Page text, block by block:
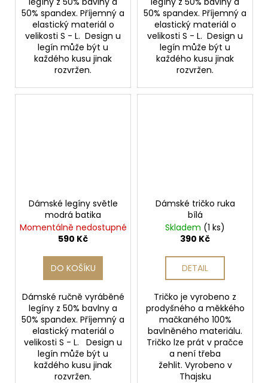
50% spandex. Příjemný a
elastický materiál o
velikosti S - L. Design u
legín může být u
každého kusu jinak
rozvržen.
50% spandex. Příjemný a
elastický materiál o
velikosti S - L. Design u
legín může být u
každého kusu jinak
rozvržen.
Dámské legíny světle
modrá batika
Momentálně nedostupné
590 Kč
DO KOŠÍKU
Dámské ručně vyráběné
legíny z 50% bavlny a
50% spandex. Příjemný a
elastický materiál o
velikosti S - L. Design u
legín může být u
každého kusu jinak
rozvržen.
Dámské tričko ruka
bílá
Skladem (1 ks)
390 Kč
DETAIL
Tričko je vyrobeno z
prodyšného a měkkého
mačkaného 100%
bavlněného materiálu.
Tričko lze prát v pračce
a není třeba
žehlit. Vyrobeno v
Thajsku